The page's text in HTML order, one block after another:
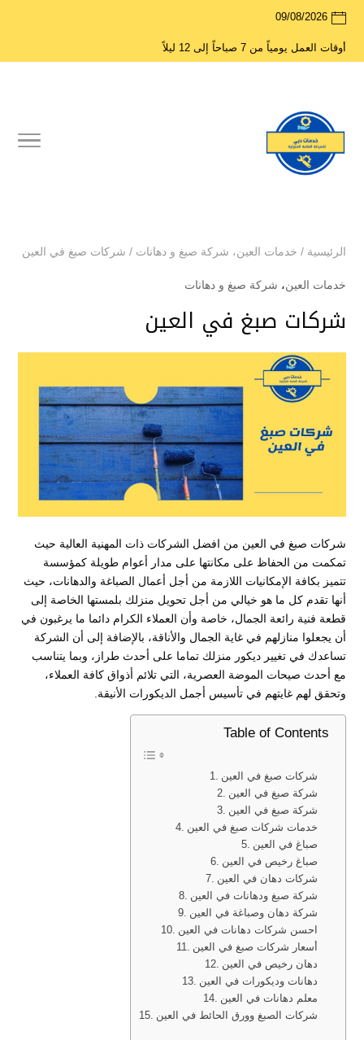
09/08/2026
أوقات العمل يومياً من 7 صباحاً إلى 12 ليلاً
الرئيسية / خدمات العين، شركة صبغ و دهانات / شركات صبغ في العين
خدمات العين، شركة صبغ و دهانات
شركات صبغ في العين
شركات صبغ في العين من افضل الشركات ذات المهنية العالية حيث
تمكمت من الحفاظ على مكانتها على مدار أعوام طويلة كمؤسسة
تتميز بكافة الإمكانيات اللازمة من أجل أعمال الصباغة والدهانات، حيث
أنها تقدم كل ما هو خيالي من أجل تحويل منزلك بلمستها الخاصة إلى
قطعة فنية رائعة الجمال، خاصة وأن العملاء الكرام دائما ما يرغبون في
أن يجعلوا منازلهم في غاية الجمال والأناقة، بالإضافة إلى أن الشركة
تساعدك في تغيير ديكور منزلك تماما على أحدث طراز، وبما يتناسب
مع أحدث صيحات الموضة العصرية، التي تلائم أذواق كافة العملاء،
وتحقق لهم غايتهم في تأسيس أجمل الديكورات الأنيقة.
Table of Contents
شركات صبغ في العين
شركة صبغ في العين
شركة صبغ في العين
خدمات شركات صبغ في العين
صباغ في العين
صباغ رخيص في العين
شركات دهان في العين
شركة صبغ ودهانات في العين
شركة دهان وصباغة في العين
احسن شركات دهانات في العين
أسعار شركات صبغ في العين
دهان رخيص في العين
دهانات وديكورات في العين
معلم دهانات في العين
شركات الصبغ وورق الحائط في العين